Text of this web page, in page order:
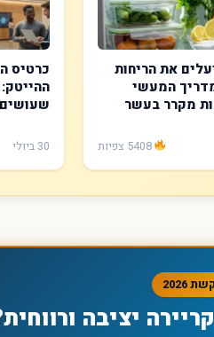
את הריחות
המעשי
מקרר בעשר
5408 צפיות
כרטיס
30 ביולי
יציבה